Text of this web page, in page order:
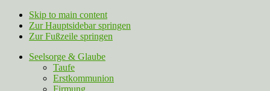
Skip to main content
Zur Hauptsidebar springen
Zur Fußzeile springen
Seelsorge & Glaube
Taufe
Erstkommunion
Firmung